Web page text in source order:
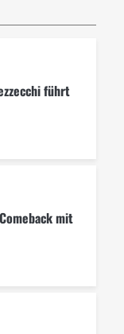
führt
mit